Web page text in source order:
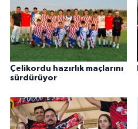
Çelikordu hazırlık maçlarını
sürdürüyor